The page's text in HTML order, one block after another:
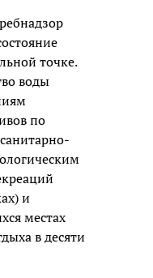
точке.
воды
по
и
местах
в десяти